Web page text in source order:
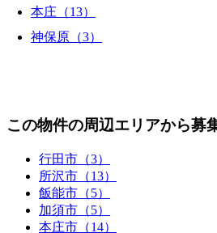
本庄（13）
神保原（3）
この物件の周辺エリアから募
行田市（3）
所沢市（13）
飯能市（5）
加須市（5）
本庄市（14）